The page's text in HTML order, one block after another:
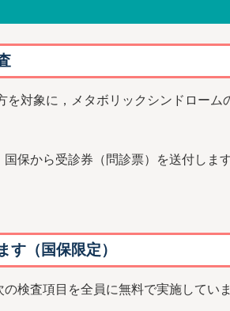
対象に，メタボリックシンドローム
から受診券（問診票）を送付しま
す（国保限定）
検査項目を全員に無料で実施していま